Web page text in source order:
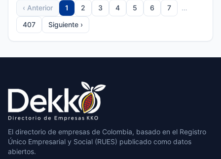
‹ Anterior
1 2 3 4 5 6 7
…
407
Siguiente ›
El directorio de empresas de Colombia, basado en el Registro
Único Empresarial y Social (RUES) publicado como datos
abiertos.